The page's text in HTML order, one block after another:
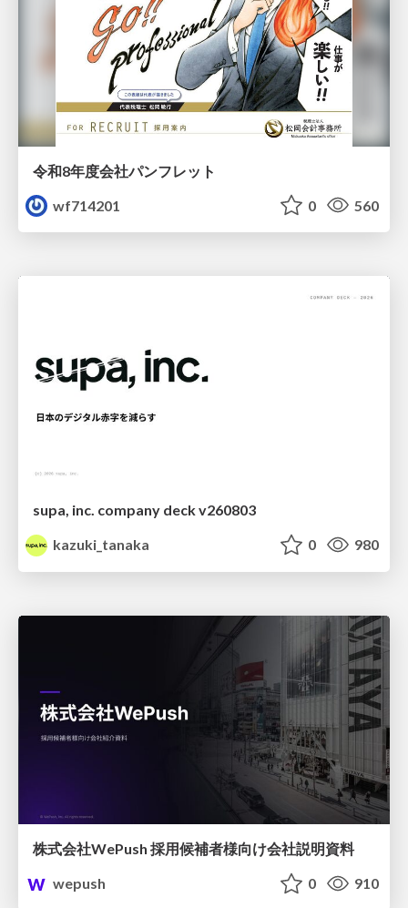
令和8年度会社パンフレット
wf714201
0 560
supa, inc. company deck v260803
kazuki_tanaka
0 980
株式会社WePush 採用候補者様向け会社説明資料
wepush
0 910